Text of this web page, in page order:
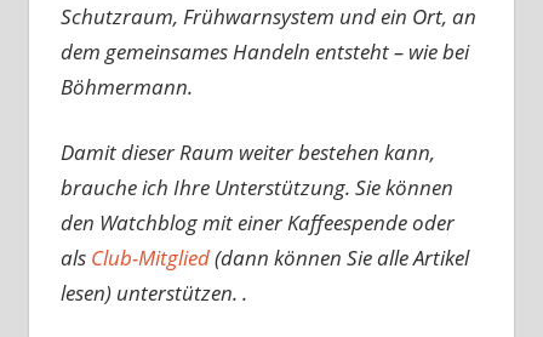
Schutzraum, Frühwarnsystem und ein Ort, an
dem gemeinsames Handeln entsteht – wie bei
Böhmermann.
Damit dieser Raum weiter bestehen kann,
brauche ich Ihre Unterstützung. Sie können
den Watchblog mit einer Kaffeespende oder
als Club-Mitglied(dann können Sie alle Artikel
lesen) unterstützen. .